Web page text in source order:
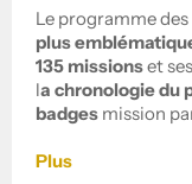
Le programme
plus
135 missionset ses
la chronologie du
badges mission
Plus